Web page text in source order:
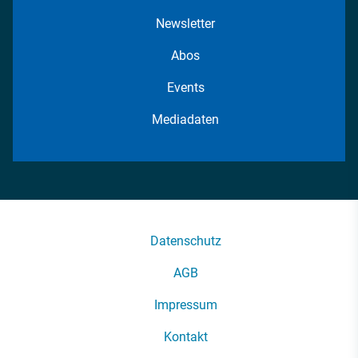
Newsletter
Abos
Events
Mediadaten
Datenschutz
AGB
Impressum
Kontakt